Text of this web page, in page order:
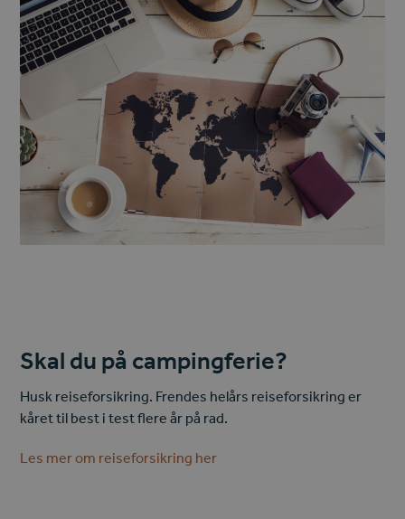
Skal du på campingferie?
Husk reiseforsikring. Frendes helårs reiseforsikring er
kåret til best i test flere år på rad.
Les mer om reiseforsikring her